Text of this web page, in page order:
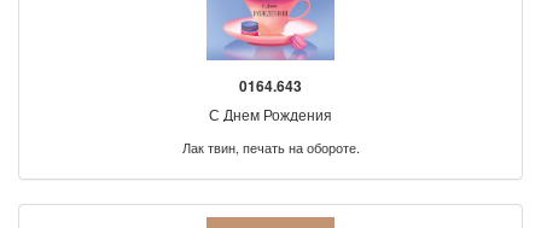
0164.643
С Днем Рождения
Лак твин, печать на обороте.